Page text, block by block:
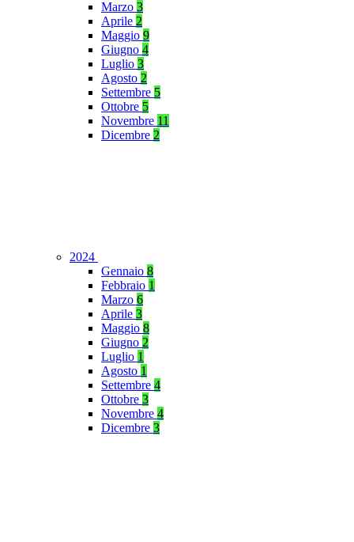
Marzo 3
Aprile 2
Maggio 9
Giugno 4
Luglio 3
Agosto 2
Settembre 5
Ottobre 5
Novembre 11
Dicembre 2
2024
Gennaio 8
Febbraio 1
Marzo 6
Aprile 3
Maggio 8
Giugno 2
Luglio 1
Agosto 1
Settembre 4
Ottobre 3
Novembre 4
Dicembre 3